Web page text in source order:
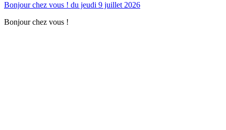
Bonjour chez vous ! du jeudi 9 juillet 2026
Bonjour chez vous !